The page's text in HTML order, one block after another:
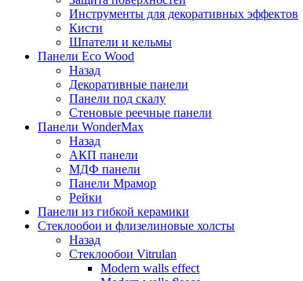
Инструменты для декоративных эффектов
Кисти
Шпатели и кельмы
Панели Eco Wood
Назад
Декоративные панели
Панели под скалу
Стеновые реечные панели
Панели WonderMax
Назад
АКП панели
МДФ панели
Панели Мрамор
Рейки
Панели из гибкой керамики
Стеклообои и флизелиновые холсты
Назад
Стеклообои Vitrulan
Modern walls effect